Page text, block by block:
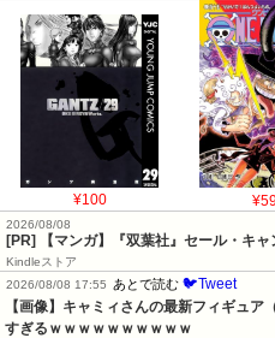
¥100
2026/08/08
[PR] 【マンガ】『双葉社』セール・キ
Kindleストア
2026/08/08 17:55
あとで読む 🐦Tweet
【画像】キャミィさんの最新フィギュ
すぎるｗｗｗｗｗｗｗｗｗｗ